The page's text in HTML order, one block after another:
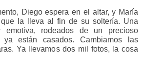
Diego espera en el altar, y María
la lleva al fin de su soltería. Una
emotiva, rodeados de un precioso
están casados. Cambiamos las
Ya llevamos dos mil fotos, la cosa